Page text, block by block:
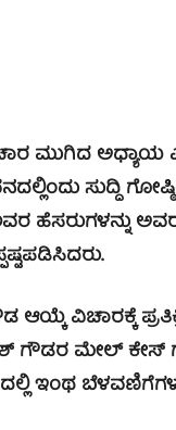
ಅಧ್ಯಾಯ
ಸುದ್ದಿ
ಹೆಸರುಗಳನ್ನು
ವಿಚಾರಕ್ಕೆ
ಗೌಡರ ಮೇಲ್ ಕೇಸ್
ಇಂಥ